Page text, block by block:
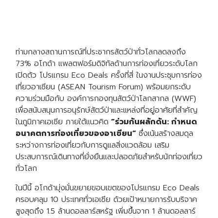
ท่ามกลางสถานการณ์ที่ประชากรสัตว์ป่าทั่วโลกลดลงถึง
73% อโกด้า แพลตฟอร์มดิจิทัลด้านการท่องเที่ยวระดับโลก
เปิดตัว โปรแกรม Eco Deals ครั้งที่สี่ ในงานประชุมการท่อง
เที่ยวอาเซียน (ASEAN Tourism Forum) พร้อมยกระดับ
ความร่วมมือกับ องค์การกองทุนสัตว์ป่าโลกสากล (WWF)
เพื่อสนับสนุนการอนุรักษ์สัตว์ป่าและแหล่งที่อยู่อาศัยที่สำคัญ
ในภูมิภาคเอเชีย ภายใต้แนวคิด “ร่วมกันผลักดัน: กำหนด
อนาคตการท่องเที่ยวของอาเซียน” ซึ่งเน้นสร้างสมดุล
ระหว่างการท่องเที่ยวกับการดูแลสิ่งแวดล้อม เสริม
ประสบการณ์เดินทางที่ยั่งยืนและปลอดภัยสำหรับนักท่องเที่ยว
ทั่วโลก
ในปีนี้ อโกด้ามุ่งมั่นขยายขอบเขตของโปรแกรม Eco Deals
ครอบคลุม 10 ประเทศทั่วเอเชีย ด้วยเป้าหมายการรับบริจาค
สูงสุดถึง 1.5 ล้านดอลลาร์สหรัฐ เพิ่มขึ้นจาก 1 ล้านดอลลาร์